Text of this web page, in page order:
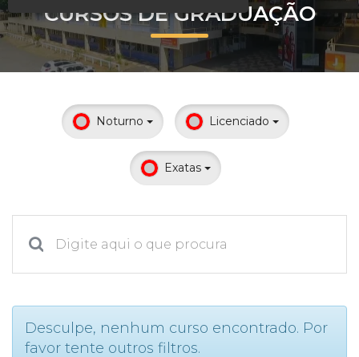
Reingresso
Prouni
Desconto de pontualidade
UATI
CURSOS DE GRADUAÇÃO
Noturno Licenciado
Exatas
Desculpe, nenhum curso encontrado. Por
favor tente outros filtros.